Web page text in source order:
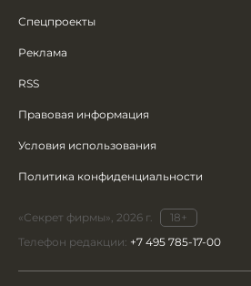
Спецпроекты
Реклама
RSS
Правовая информация
Условия использования
Политика конфиденциальности
«Секрет фирмы», 2026 г.
18+
Телефон редакции: +7 495 785-17-00